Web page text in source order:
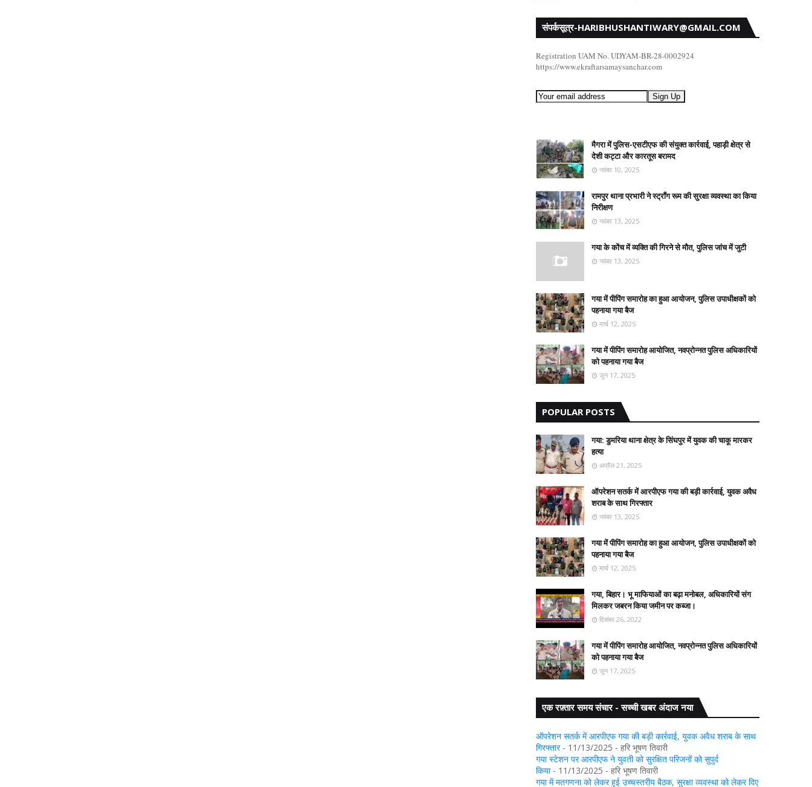
संपर्कसूत्र-HARIBHUSHANTIWARY@GMAIL.COM
Registration UAM No. UDYAM-BR-28-0002924
https://www.ekraftarsamaysanchar.com
मैगरा में पुलिस-एसटीएफ की संयुक्त कार्रवाई, पहाड़ी क्षेत्र से
देशी कट्टा और कारतूस बरामद
नवंबर 10, 2025
रामपुर थाना प्रभारी ने स्ट्रॉंग रूम की सुरक्षा व्यवस्था का किया
निरीक्षण
नवंबर 13, 2025
गया के कोंच में व्यक्ति की गिरने से मौत, पुलिस जांच में जुटी
नवंबर 13, 2025
गया में पीपिंग समारोह का हुआ आयोजन, पुलिस उपाधीक्षकों को
पहनाया गया बैज
मार्च 12, 2025
गया में पीपिंग समारोह आयोजित, नवप्रोन्नत पुलिस अधिकारियों
को पहनाया गया बैज
जून 17, 2025
POPULAR POSTS
गया: डुमरिया थाना क्षेत्र के सिंघपुर में युवक की चाकू मारकर
हत्या
अप्रैल 21, 2025
ऑपरेशन सतर्क में आरपीएफ गया की बड़ी कार्रवाई, युवक अवैध
शराब के साथ गिरफ्तार
नवंबर 13, 2025
गया में पीपिंग समारोह का हुआ आयोजन, पुलिस उपाधीक्षकों को
पहनाया गया बैज
मार्च 12, 2025
गया, बिहार। भू माफियाओं का बढ़ा मनोबल, अधिकारियों संग
मिलकर जबरन किया जमीन पर कब्जा।
दिसंबर 26, 2022
गया में पीपिंग समारोह आयोजित, नवप्रोन्नत पुलिस अधिकारियों
को पहनाया गया बैज
जून 17, 2025
एक रफ़्तार समय संचार - सच्ची खबर अंदाज नया
ऑपरेशन सतर्क में आरपीएफ गया की बड़ी कार्रवाई, युवक अवैध शराब के साथ
गिरफ्तार- 11/13/2025 - हरि भूषण तिवारी
गया स्टेशन पर आरपीएफ ने युवती को सुरक्षित परिजनों को सुपुर्द
किया- 11/13/2025 - हरि भूषण तिवारी
गया में मतगणना को लेकर हुई उच्चस्तरीय बैठक, सुरक्षा व्यवस्था को लेकर दिए